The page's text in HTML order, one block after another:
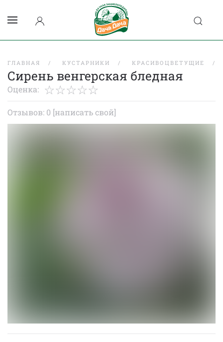
ГЛАВНАЯ КУСТАРНИКИ КРАСИВОЦВЕТУЩИЕ
Сирень венгерская бледная
Оценка:
Отзывов: 0 [написать свой]